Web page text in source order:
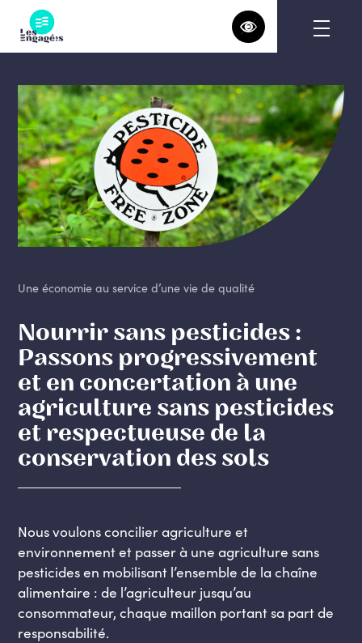
content
Une économie au service d’une vie de qualité
Nourrir sans pesticides :
Passons progressivement
et en concertation à une
agriculture sans pesticides
et respectueuse de la
conservation des sols
Nous voulons concilier agriculture et
environnement et passer à une agriculture sans
pesticides en mobilisant l’ensemble de la chaîne
alimentaire : de l’agriculteur jusqu’au
consommateur, chaque maillon portant sa part de
responsabilité.